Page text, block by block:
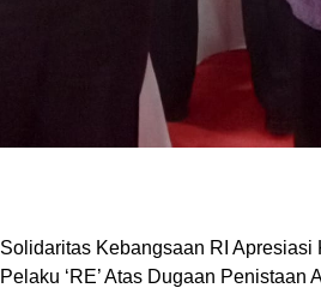
Solidaritas Kebangsaan RI
Pelaku ‘RE’ Atas Dugaan Penistaan